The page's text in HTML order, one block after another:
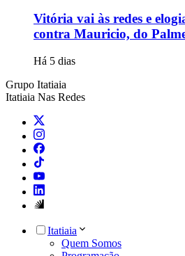
Vitória vai às redes e
contra Mauricio, do
Há 5 dias
Grupo Itatiaia
Itatiaia Nas Redes
Itatiaia
Quem Somos